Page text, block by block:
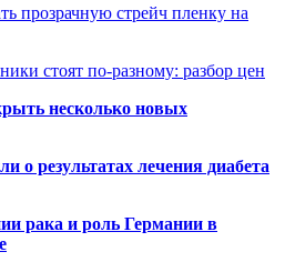
прозрачную стрейч пленку на
стоят по-разному: разбор цен
несколько новых
о результатах лечения диабета
рака и роль Германии в